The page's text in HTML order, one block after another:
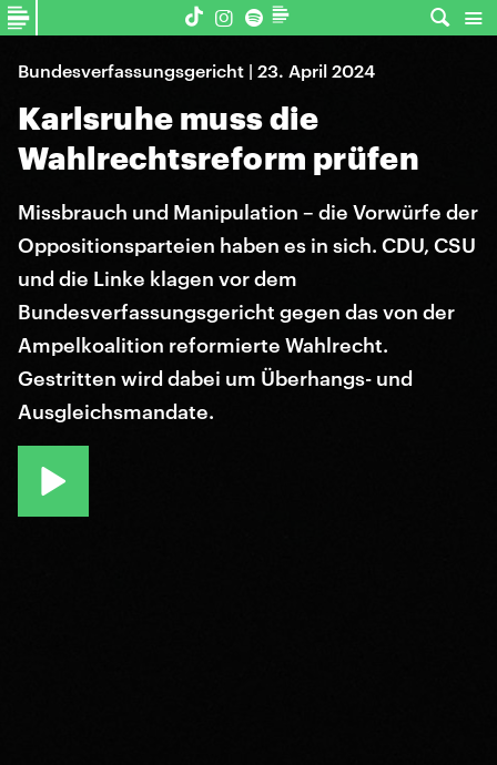
Bundesverfassungsgericht | 23. April 2024
Karlsruhe muss die
Wahlrechtsreform prüfen
Missbrauch und Manipulation – die Vorwürfe der
Oppositionsparteien haben es in sich. CDU, CSU
und die Linke klagen vor dem
Bundesverfassungsgericht gegen das von der
Ampelkoalition reformierte Wahlrecht.
Gestritten wird dabei um Überhangs- und
Ausgleichsmandate.